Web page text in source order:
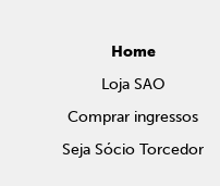
Home
Loja SAO
Comprar ingressos
Seja Sócio Torcedor